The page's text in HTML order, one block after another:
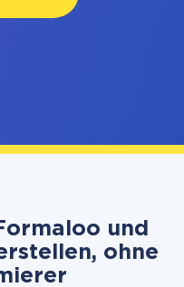
und
ohne